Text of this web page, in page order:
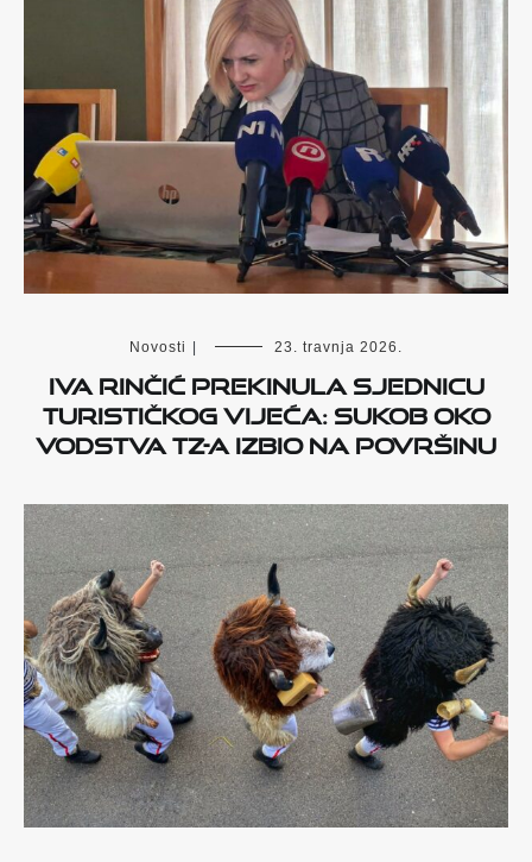
Novosti 23. travnja 2026.
Iva Rinčić prekinula sjednicu
Turističkog vijeća: Sukob oko
vodstva TZ-a izbio na površinu